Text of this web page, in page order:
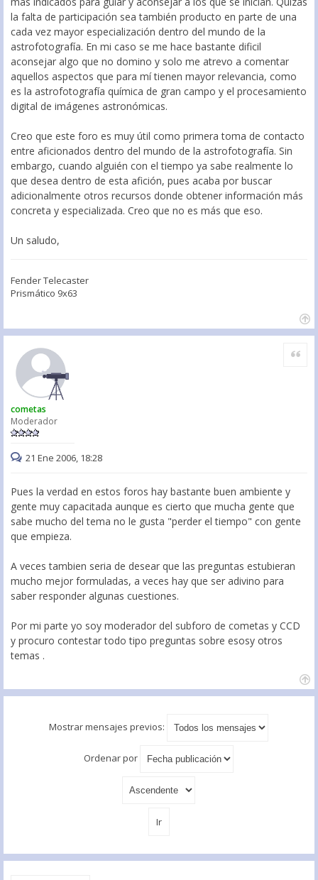
la falta de participación sea también producto en parte de una
cada vez mayor especialización dentro del mundo de la
astrofotografía. En mi caso se me hace bastante dificil
aconsejar algo que no domino y solo me atrevo a comentar
aquellos aspectos que para mí tienen mayor relevancia, como
es la astrofotografía química de gran campo y el procesamiento
digital de imágenes astronómicas.
Creo que este foro es muy útil como primera toma de contacto
entre aficionados dentro del mundo de la astrofotografía. Sin
embargo, cuando alguién con el tiempo ya sabe realmente lo
que desea dentro de esta afición, pues acaba por buscar
adicionalmente otros recursos donde obtener información más
concreta y especializada. Creo que no es más que eso.
Un saludo,
Fender Telecaster
Prismático 9x63
cometas
Moderador
Citar
21 Ene 2006, 18:28
Pues la verdad en estos foros hay bastante buen ambiente y
gente muy capacitada aunque es cierto que mucha gente que
sabe mucho del tema no le gusta "perder el tiempo" con gente
que empieza.
A veces tambien seria de desear que las preguntas estubieran
mucho mejor formuladas, a veces hay que ser adivino para
saber responder algunas cuestiones.
Por mi parte yo soy moderador del subforo de cometas y CCD
y procuro contestar todo tipo preguntas sobre esosy otros
temas .
Mostrar mensajes previos:
Ordenar por